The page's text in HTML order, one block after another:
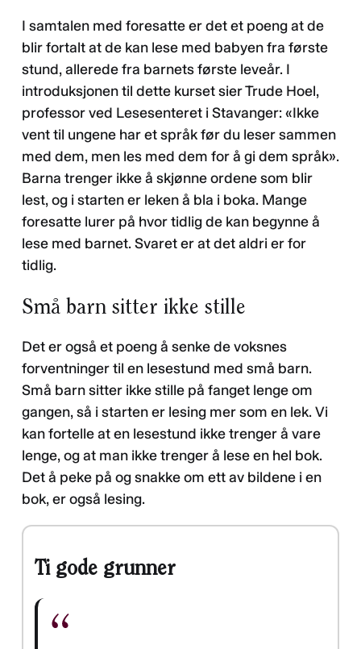
I samtalen med foresatte er det et poeng at de
blir fortalt at de kan lese med babyen fra første
stund, allerede fra barnets første leveår. I
introduksjonen til dette kurset sier Trude Hoel,
professor ved Lesesenteret i Stavanger: «Ikke
vent til ungene har et språk før du leser sammen
med dem, men les med dem for å gi dem språk».
Barna trenger ikke å skjønne ordene som blir
lest, og i starten er leken å bla i boka. Mange
foresatte lurer på hvor tidlig de kan begynne å
lese med barnet. Svaret er at det aldri er for
tidlig.
Små barn sitter ikke stille
Det er også et poeng å senke de voksnes
forventninger til en lesestund med små barn.
Små barn sitter ikke stille på fanget lenge om
gangen, så i starten er lesing mer som en lek. Vi
kan fortelle at en lesestund ikke trenger å vare
lenge, og at man ikke trenger å lese en hel bok.
Det å peke på og snakke om ett av bildene i en
bok, er også lesing.
Ti gode grunner